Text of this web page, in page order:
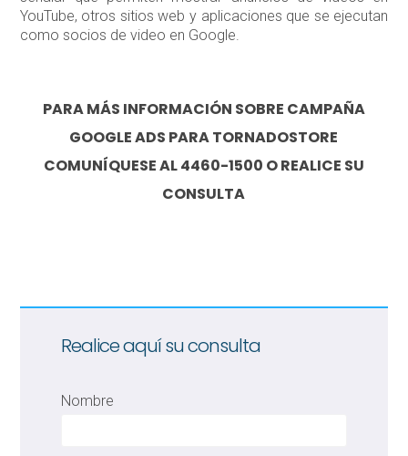
YouTube, otros sitios web y aplicaciones que se ejecutan
como socios de video en Google.
PARA MÁS INFORMACIÓN SOBRE CAMPAÑA
GOOGLE ADS PARA TORNADOSTORE
COMUNÍQUESE AL 4460-1500 O REALICE SU
CONSULTA
Realice aquí su consulta
Nombre